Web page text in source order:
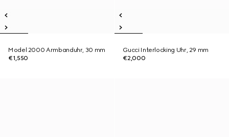
Model 2000 Armbanduhr, 30 mm
€1,550
Gucci Interlocking Uhr, 29 mm
€2,000